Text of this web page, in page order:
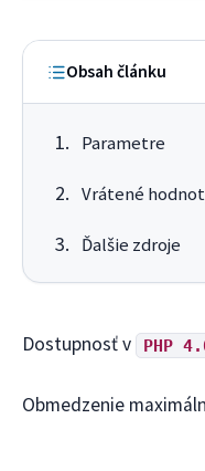
Obsah článku
Parametre
Vrátené
Ďalšie zdroje
Dostupnosť v PHP
Obmedzenie